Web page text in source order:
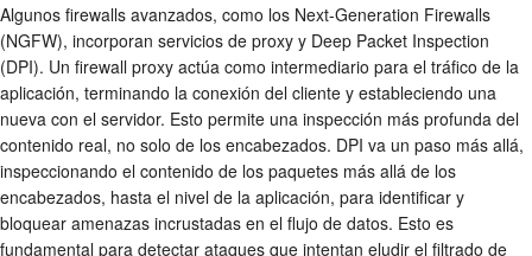
Algunos firewalls avanzados, como los Next-Generation Firewalls
(NGFW), incorporan servicios de proxy y Deep Packet Inspection
(DPI). Un firewall proxy actúa como intermediario para el tráfico de la
aplicación, terminando la conexión del cliente y estableciendo una
nueva con el servidor. Esto permite una inspección más profunda del
contenido real, no solo de los encabezados. DPI va un paso más allá,
inspeccionando el contenido de los paquetes más allá de los
encabezados, hasta el nivel de la aplicación, para identificar y
bloquear amenazas incrustadas en el flujo de datos. Esto es
fundamental para detectar ataques que intentan eludir el filtrado de